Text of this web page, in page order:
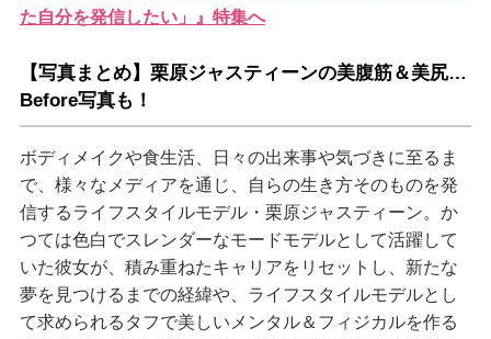
た自分を発信したい」』特集へ
【写真まとめ】栗原ジャスティーンの美腹筋＆美尻…
Before写真も！
ボディメイクや食生活、日々の出来事や気づきに至るま
で、様々なメディアを通じ、自らの生き方そのものを発
信するライフスタイルモデル・栗原ジャスティーン。か
つては色白でスレンダーなモードモデルとして活躍して
いた彼女が、積み重ねたキャリアをリセットし、新たな
夢を見つけるまでの経緯や、ライフスタイルモデルとし
て求められるタフで美しいメンタル＆フィジカルを作る